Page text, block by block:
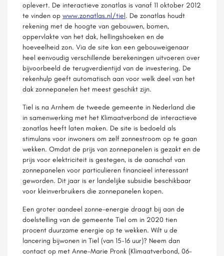
oplevert. De interactieve zonatlas is vanaf 11 oktober 2012
te vinden op www.zonatlas.nl/tiel. De zonatlas houdt
rekening met de hoogte van gebouwen, bomen,
oppervlakte van het dak, hellingshoeken en de
hoeveelheid zon. Via de site kan een gebouweigenaar
heel eenvoudig verschillende berekeningen uitvoeren over
bijvoorbeeld de terugverdientijd van de investering. De
rekenhulp geeft automatisch aan voor welk deel van het
dak zonnepanelen het meest geschikt zijn.
Tiel is na Arnhem de tweede gemeente in Nederland die
in samenwerking met het Klimaatverbond de interactieve
zonatlas heeft laten maken. De site is bedoeld als
stimulans voor inwoners om zelf zonnestroom op te gaan
wekken. Omdat de prijs van zonnepanelen is gezakt en de
prijs voor elektriciteit is gestegen, is de aanschaf van
zonnepanelen voor particulieren financieel interessant
geworden. Dit jaar is er landelijke subsidie beschikbaar
voor kleinverbruikers die zonnepanelen kopen.
Een groter aandeel zonne-energie draagt bij aan de
doelstelling van de gemeente Tiel om in 2020 tien
procent duurzame energie op te wekken. Wilt u de
lancering bijwonen in Tiel (van 15-16 uur)? Neem dan
contact op met Anne-Marie Pronk (Klimaatverbond, 06-